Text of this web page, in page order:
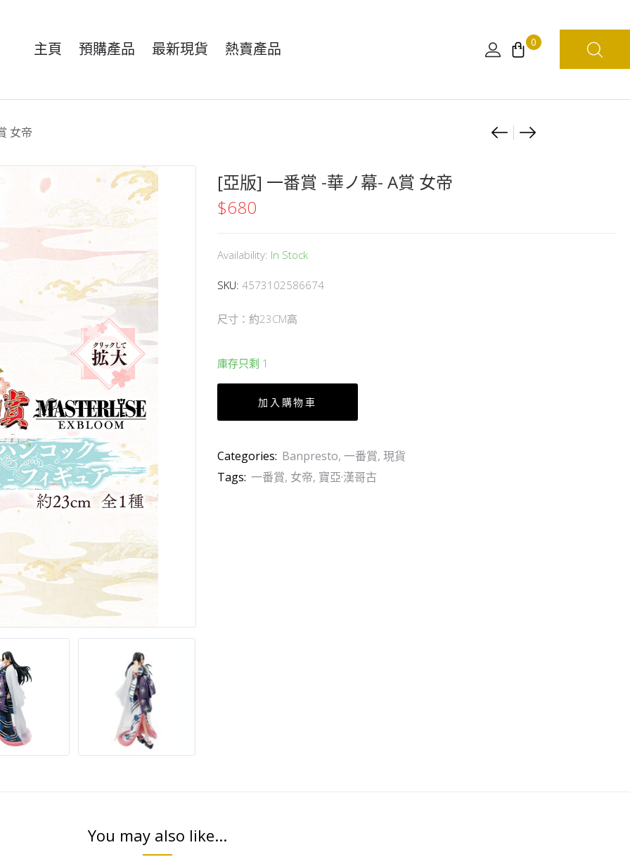
主頁 預購產品 最新現貨 熱賣產品 0
女帝
Product
[現[日
[亞版] 一番賞 -華ノ幕- A賞 女帝
$680
Availability: In Stock
SKU: 4573102586674
尺寸：約23CM高
庫存只剩 1
加入購物車
Categories: Banpresto, 一番賞, 現貨
Tags: 一番賞, 女帝, 寶亞·漢哥古
You may also like...